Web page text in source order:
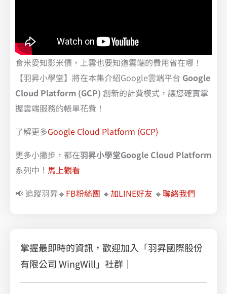
食米愛知影米價，上雲也要知道雲端的費用省在哪！
【羽昇小學堂】將在本集介紹Google雲端平台 Google
Cloud Platform (GCP) 創新的計費模式，讓您確實掌
握雲端服務的帳單花費！
了解更多Google Cloud Platform (GCP)
更多小撇步，都在羽昇小學堂Google Cloud Platform
系列中！ 馬上觀看
📢 追蹤羽昇🔸 FB粉絲團 🔸加LINE好友 🔸聯絡我們
掌握最即時的資訊，歡迎加入「羽昇國際股份
有限公司 WingWill」社群｜